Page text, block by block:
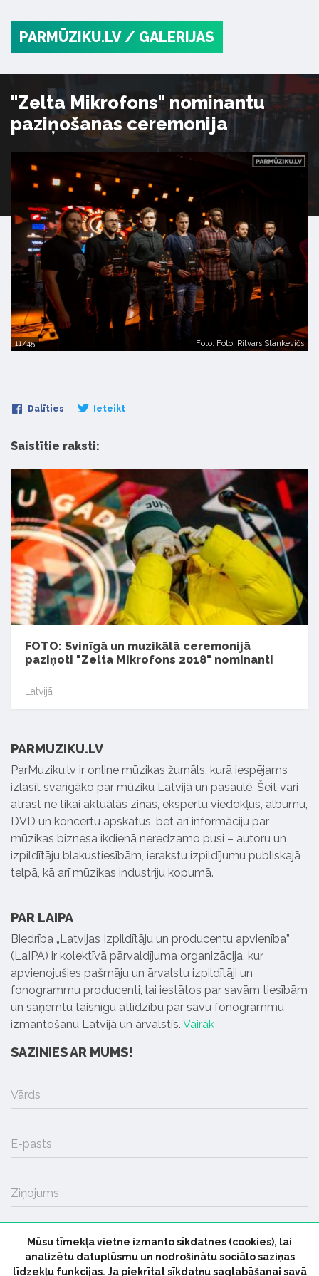
PARMŪZIKU.LV / GALERIJAS
"Zelta Mikrofons" nominantu
paziņošanas ceremonija
11/45 Foto: Foto: Ritvars Stankevičs
Dalīties Ieteikt
Saistītie raksti:
FOTO: Svinīgā un muzikālā ceremonijā
paziņoti "Zelta Mikrofons 2018" nominanti
Latvijā
PARMUZIKU.LV
ParMuziku.lv ir online mūzikas žurnāls, kurā iespējams
izlasīt svarīgāko par mūziku Latvijā un pasaulē. Šeit vari
atrast ne tikai aktuālās ziņas, ekspertu viedokļus, albumu,
DVD un koncertu apskatus, bet arī informāciju par
mūzikas biznesa ikdienā neredzamo pusi – autoru un
izpildītāju blakustiesībām, ierakstu izpildījumu publiskajā
telpā, kā arī mūzikas industriju kopumā.
PAR LAIPA
Biedrība „Latvijas Izpildītāju un producentu apvienība”
(LaIPA) ir kolektīvā pārvaldījuma organizācija, kur
apvienojušies pašmāju un ārvalstu izpildītāji un
fonogrammu producenti, lai iestātos par savām tiesībām
un saņemtu taisnīgu atlīdzību par savu fonogrammu
izmantošanu Latvijā un ārvalstīs. Vairāk
SAZINIES AR MUMS!
Vārds
E-pasts
Ziņojums
SŪTĪT
Mūsu tīmekļa vietne izmanto sīkdatnes (cookies), lai
analizētu datuplūsmu un nodrošinātu sociālo saziņas
līdzekļu funkcijas. Ja piekrītat sīkdatņu saglabāšanai savā